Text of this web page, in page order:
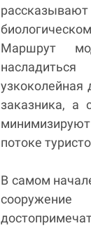
Маршрут
заказника, а
потоке
В самом